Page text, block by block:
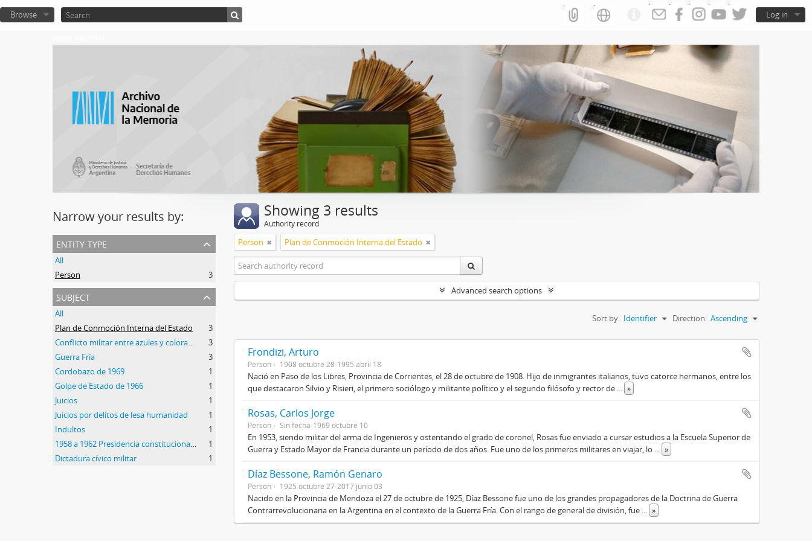
Log in
Browse
Narrow your results by:
entity type
All
Person
3
subject
All
Plan de Conmoción Interna del Estado
3
3
Guerra Fría
3
Cordobazo de 1969
1
Golpe de Estado de 1966
1
Juicios
1
Juicios por delitos de lesa humanidad
1
Indultos
1
1
Dictadura cívico militar
1
Showing 3 results
Authority record
Person Plan de Conmoción Interna del Estado
Advanced search options
Sort by: Identifier Direction: Ascending
Frondizi, Arturo
Person 1908 octubre 28-1995 abril 18
Nació en Paso de los Libres, Provincia de Corrientes, el 28 de octubre de 1908. Hijo de inmigrantes italianos, tuvo catorce hermanos, entre los
que destacaron Silvio y Risieri, el primero sociólogo y militante político y el segundo filósofo y rector de
»
Rosas, Carlos Jorge
Person Sin fecha-1969 octubre 10
En 1953, siendo militar del arma de Ingenieros y ostentando el grado de coronel, Rosas fue enviado a cursar estudios a la Escuela Superior de
Guerra y Estado Mayor de Francia durante un período de dos años. Fue uno de los primeros militares en viajar, lo
»
Díaz Bessone, Ramón Genaro
Person 1925 octubre 27-2017 junio 03
Nacido en la Provincia de Mendoza el 27 de octubre de 1925, Díaz Bessone fue uno de los grandes propagadores de la Doctrina de Guerra
Contrarrevolucionaria en la Argentina en el contexto de la Guerra Fría. Con el rango de general de división, fue
»